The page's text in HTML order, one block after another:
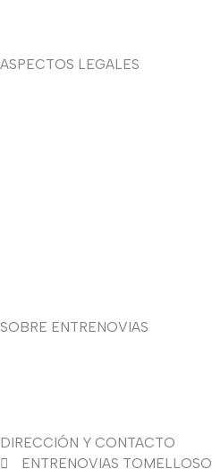
ASPECTOS LEGALES
SOBRE ENTRENOVIAS
DIRECCIÓN Y CONTACTO
ENTRENOVIAS TOMELLOSO